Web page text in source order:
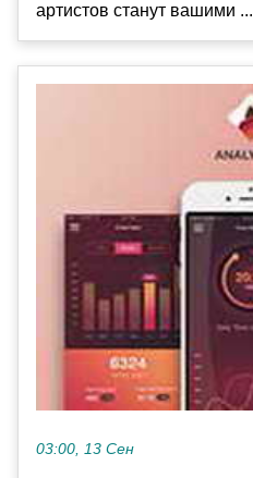
артистов станут вашими ...
03:00, 13 Сен